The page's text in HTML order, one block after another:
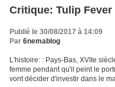
Critique: Tulip Fever
Publié le 30/08/2017 à 14:09
Par 6nemablog
L'histoire: : Pays-Bas, XVIIe
femme pendant qu'il peint le
vont décider d'investir dans le